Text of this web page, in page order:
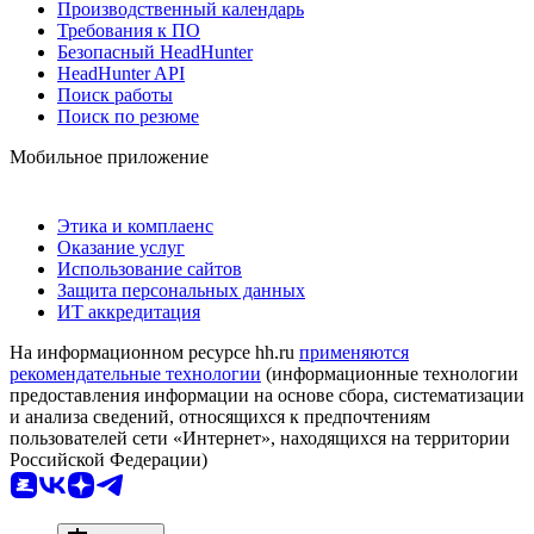
Производственный календарь
Требования к ПО
Безопасный HeadHunter
HeadHunter API
Поиск работы
Поиск по резюме
Мобильное приложение
Этика и комплаенс
Оказание услуг
Использование сайтов
Защита персональных данных
ИТ аккредитация
На информационном ресурсе hh.ru применяются
рекомендательные технологии (информационные технологии
предоставления информации на основе сбора, систематизации
и анализа сведений, относящихся к предпочтениям
пользователей сети «Интернет», находящихся на территории
Российской Федерации)